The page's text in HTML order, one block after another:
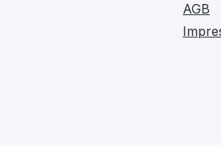
AGB